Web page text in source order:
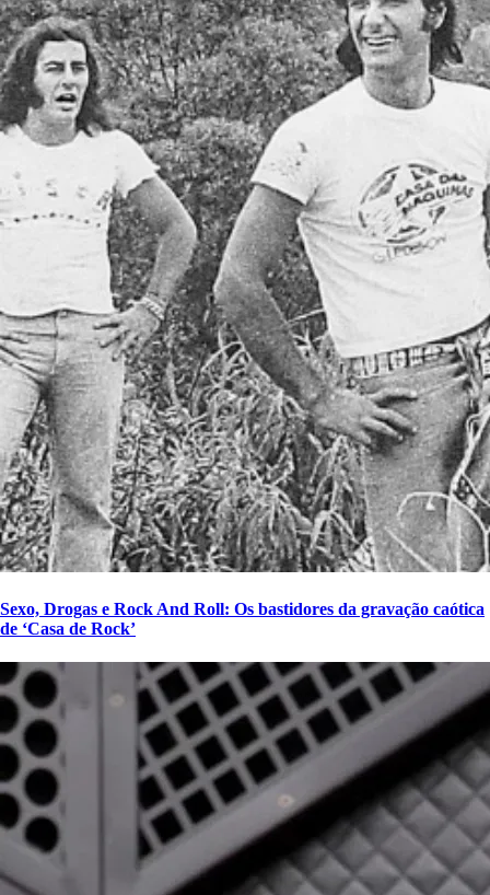
Sexo, Drogas e Rock And Roll: Os bastidores da gravação caótica
de ‘Casa de Rock’